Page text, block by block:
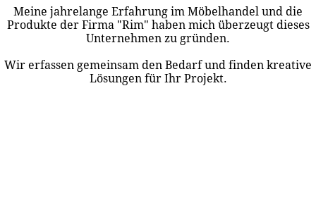
Meine jahrelange Erfahrung im Möbelhandel und die
Produkte der Firma "Rim" haben mich überzeugt dieses
Unternehmen zu gründen.
Wir erfassen gemeinsam den Bedarf und finden kreative
Lösungen für Ihr Projekt.